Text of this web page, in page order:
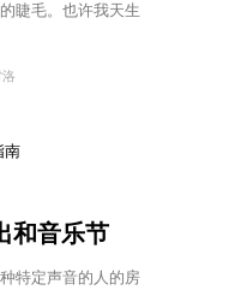
睫毛。也许我天生就该养
和音乐节
特定声音的人的房间里，